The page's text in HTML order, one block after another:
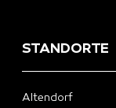
STANDORTE
Altendorf